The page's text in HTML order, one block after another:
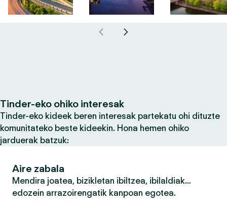
Tinder-eko ohiko interesak
Tinder-eko kideek beren interesak partekatu ohi dituzte
komunitateko beste kideekin. Hona hemen ohiko
jarduerak batzuk:
Aire zabala
Mendira joatea, bizikletan ibiltzea, ibilaldiak…
edozein arrazoirengatik kanpoan egotea.